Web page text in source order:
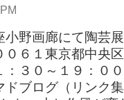
小野画廊にて陶芸
０６１東京都中央
：３０～１９：０
ドブログ（リンク